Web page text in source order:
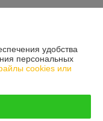
удобства
персональных
cookies или